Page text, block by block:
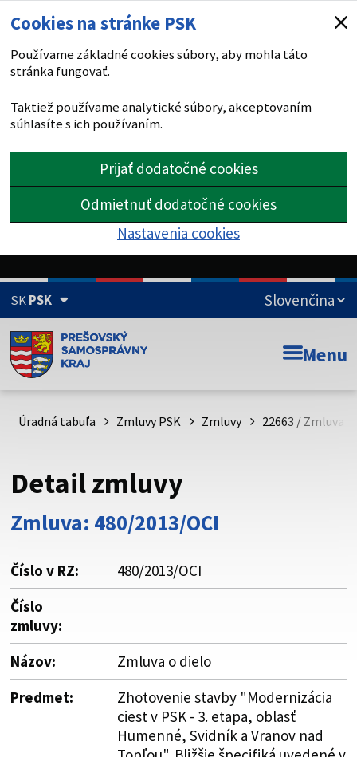
Cookies na stránke PSK
Používame základné cookies súbory, aby mohla táto
stránka fungovať.
Taktiež používame analytické súbory, akceptovaním
súhlasíte s ich používaním.
Prijať dodatočné cookies
Odmietnuť dodatočné cookies
Nastavenia cookies
SKPSK
Doména psk.sk je oficiálna
Toto je oficiálna webová stránka Prešovského
psk.sk.
Buďte pozorní a vždy sa uistite, že zdieľate informácie iba
cez zabezpečenú webovú stránku. Zabezpečená stránka
vždy začína https:// pred názvom domény webového sídla.
Menu
Úradná tabuľa Zmluvy PSK Zmluvy 22663 / Zmluva
Detail zmluvy
Zmluva: 480/2013/OCI
Číslo v RZ:
480/2013/OCI
Číslo
zmluvy:
Názov:
Zmluva o dielo
Predmet:
Zhotovenie stavby "Modernizácia
ciest v PSK - 3. etapa, oblasť
Humenné, Svidník a Vranov nad